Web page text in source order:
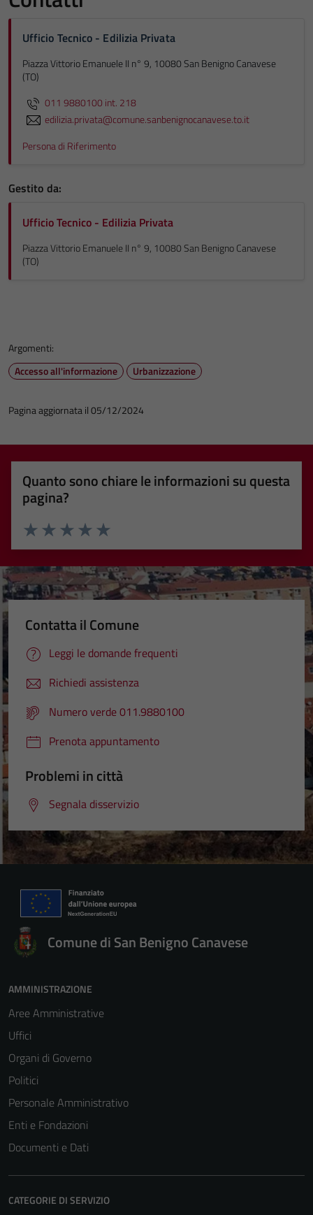
Ufficio Tecnico - Edilizia Privata
Piazza Vittorio Emanuele II n° 9, 10080 San Benigno Canavese
(TO)
011 9880100 int. 218
edilizia.privata@comune.sanbenignocanavese.to.it
Persona di Riferimento
Gestito da:
Ufficio Tecnico - Edilizia Privata
Piazza Vittorio Emanuele II n° 9, 10080 San Benigno Canavese
(TO)
Argomenti:
Accesso all'informazione
Urbanizzazione
Pagina aggiornata il 05/12/2024
Quanto sono chiare le informazioni su questa
pagina?
Valuta 5 stelle su 5
Valuta 4 stelle su 5
Valuta 3 stelle su 5
Valuta 2 stelle su 5
Valuta 1 stelle su 5
Contatta il Comune
Leggi le domande frequenti
Richiedi assistenza
Numero verde 011.9880100
Prenota appuntamento
Problemi in città
Segnala disservizio
Comune di San Benigno Canavese
AMMINISTRAZIONE
Aree Amministrative
Uffici
Organi di Governo
Politici
Personale Amministrativo
Enti e Fondazioni
Documenti e Dati
CATEGORIE DI SERVIZIO